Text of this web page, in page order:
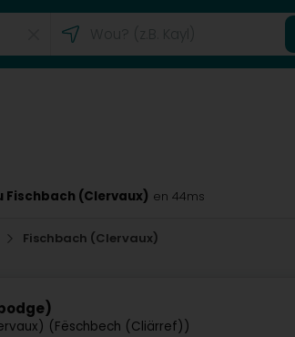
(Clervaux) en 44ms
Fischbach (Clervaux)
(Fëschbech (Cliärref))